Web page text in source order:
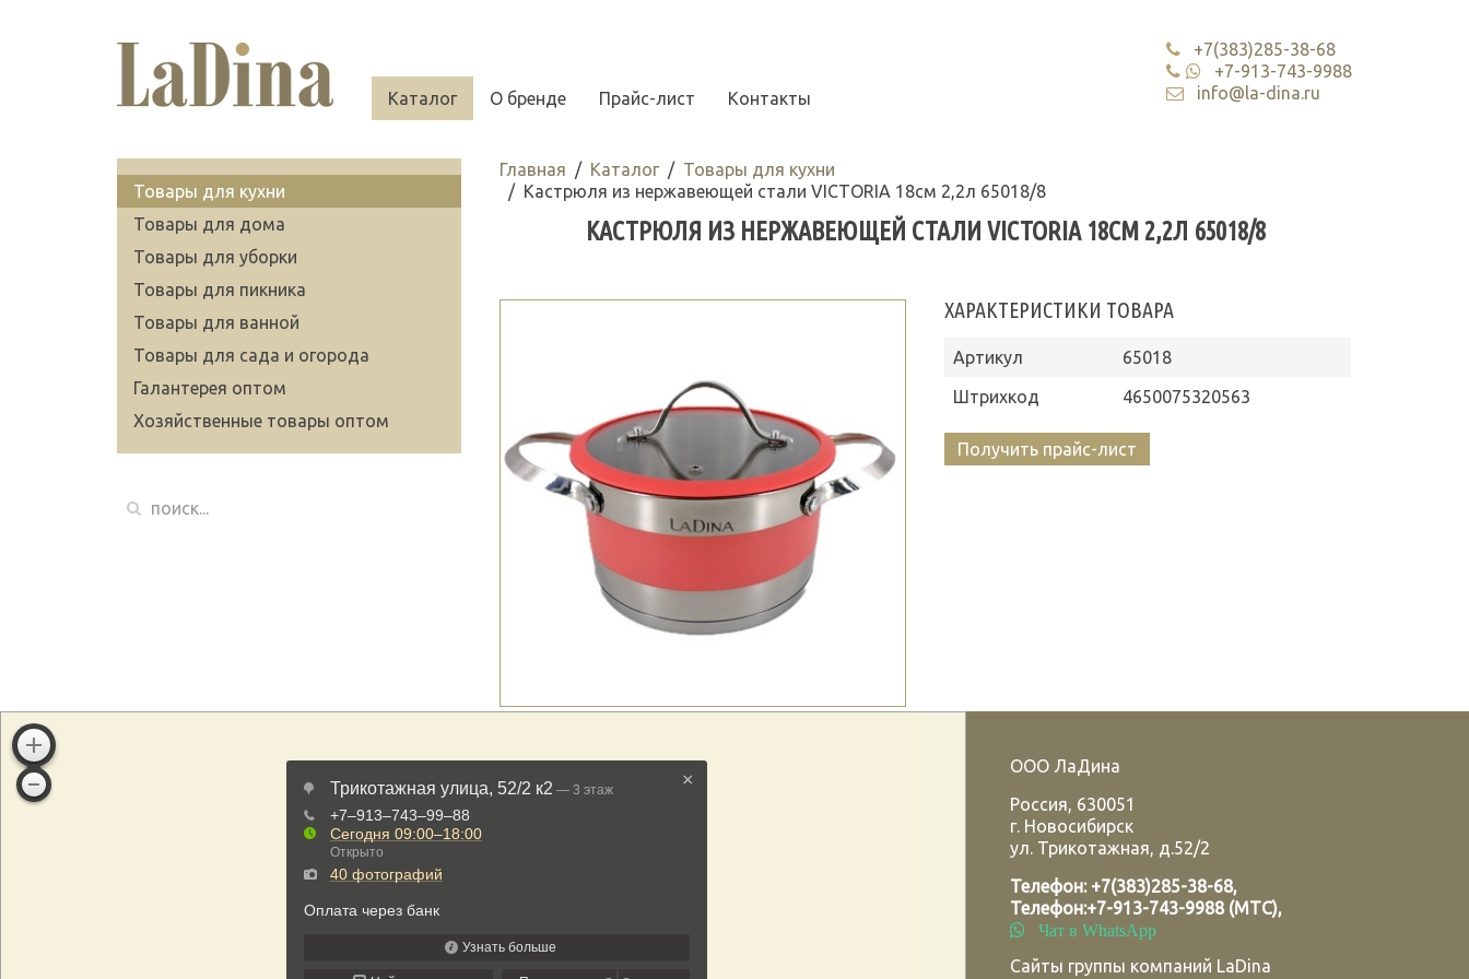
Каталог О бренде Прайс-лист Контакты
+7(383)285-38-68
+7-913-743-9988
info@la-dina.ru
Главная Каталог
Товары для кухни
Кастрюля из нержавеющей стали VICTORIA 18см 2,2л 65018/8
КАСТРЮЛЯ ИЗ НЕРЖАВЕЮЩЕЙ СТАЛИ VICTORIA 18СМ 2,2Л 65018/8
ХАРАКТЕРИСТИКИ ТОВАРА
Артикул
65018
Штрихкод
4650075320563
Получить прайс-лист
Товары для кухни
Товары для дома
Товары для уборки
Товары для пикника
Товары для ванной
Товары для сада и огорода
Галантерея оптом
Хозяйственные товары оптом
ООО ЛаДина
Россия, 630051
г. Новосибирск
ул. Трикотажная, д.52/2
Телефон: +7(383)285-38-68,
Телефон:+7-913-743-9988 (МТС),
Чат в WhatsApp
Сайты группы компаний LaDina